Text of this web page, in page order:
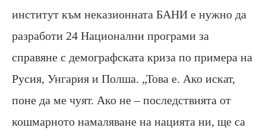
институт към неказионната БАНИ е нужно да
разработи 24 Национални програми за
справяне с демографската криза по примера на
Русия, Унгария и Полша. „Това е. Ако искат,
поне да ме чуят. Ако не – последствията от
кошмарното намаляване на нацията ни, ще са